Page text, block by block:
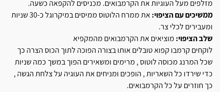
מזלפים מעל העוגיות את הקרמבואים. מכניסים להקפאה כשעה.
ממשיכים עם הציפוי:
את ממרח הלוטוס ממיסים במיקרוגל כ-30 שניות
ומעבירים לכלי צר.
שלב הציפוי: מוציאים את הקרמבואים מהמקפיא
לוקחים קרמבו קפוא טובלים אותו בצורה הפוכה לתוך הכוס הצרה כך
שכל המרנג מכוסה לוטוס , מרימים ומשאירים הפוך במשך כמה שניות
כדי שירדו כל השאריות , הופכים ומניחים את העוגיה על צלחת הגשה ,
כך חוזרים על כל הקרמבואים.